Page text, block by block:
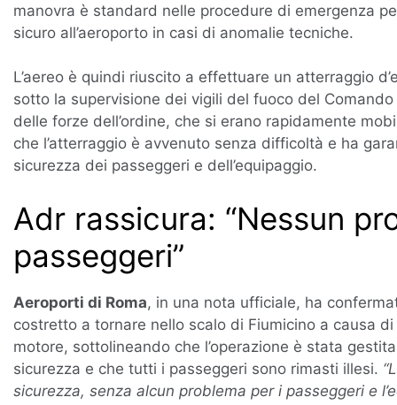
manovra è standard nelle procedure di emergenza
sicuro all’aeroporto in casi di anomalie tecniche.
L’aereo è quindi riuscito a effettuare un atterraggio
sotto la supervisione dei vigili del fuoco del
delle forze dell’ordine, che si erano rapidamente
che l’atterraggio è avvenuto senza difficoltà e ha
sicurezza dei passeggeri e dell’equipaggio.
Adr rassicura: “Nessun
passeggeri”
Aeroporti di Roma, in una nota ufficiale, ha
costretto a tornare nello scalo di Fiumicino a causa
motore, sottolineando che l’operazione è stata
sicurezza e che tutti i passeggeri sono rimasti illesi.
sicurezza, senza alcun problema per i passeggeri e